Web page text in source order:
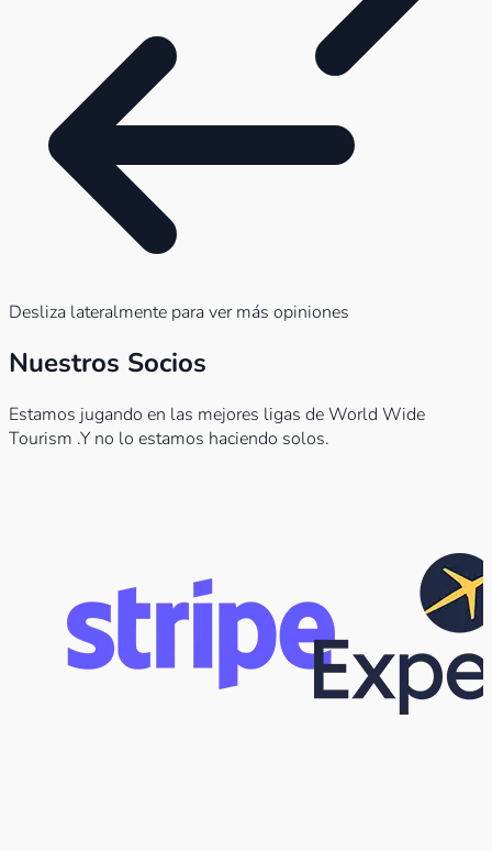
Desliza lateralmente para ver más opiniones
Nuestros Socios
Estamos jugando en las mejores ligas de World Wide
Tourism .Y no lo estamos haciendo solos.